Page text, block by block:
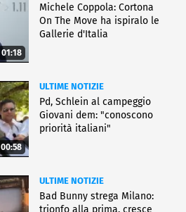
01:18
Michele Coppola: Cortona
On The Move ha ispiralo le
Gallerie d'Italia
00:58
ULTIME NOTIZIE
Pd, Schlein al campeggio
Giovani dem: "conoscono
priorità italiani"
ULTIME NOTIZIE
Bad Bunny strega Milano:
trionfo alla prima, cresce